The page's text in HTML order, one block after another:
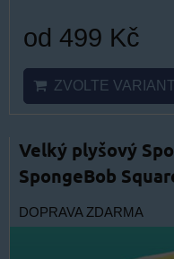
od 499 Kč
ZVOLTE
Velký plyšový
SpongeBob
DOPRAVA ZDARMA